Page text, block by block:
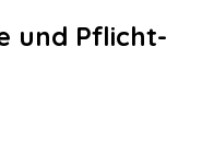
und Pflicht­